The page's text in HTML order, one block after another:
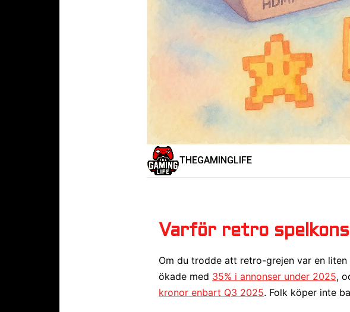
THEGAMINGLIFE
Varför retro
Om du trodde att retro-grejen var en
ökade med 35% i annonser under 2025,
kronor enbart Q3 2025. Folk köper inte